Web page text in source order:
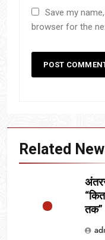
Save my
browser for the
Related
तक”